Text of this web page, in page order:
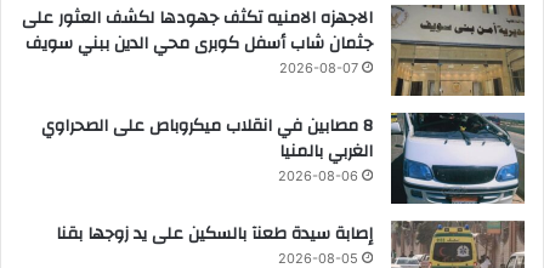
الاجهزه الامنيه تكثف جهودها لكشف العثور على
جثمان شاب أسفل كوبرى محي الدين ببني سويف
2026-08-07
8 مصابين في انقلاب ميكروباص على الصحراوي
الغربي بالمنيا
2026-08-06
إصابة سيدة طعنآ بالسكين على يد زوجها بقنا
2026-08-05